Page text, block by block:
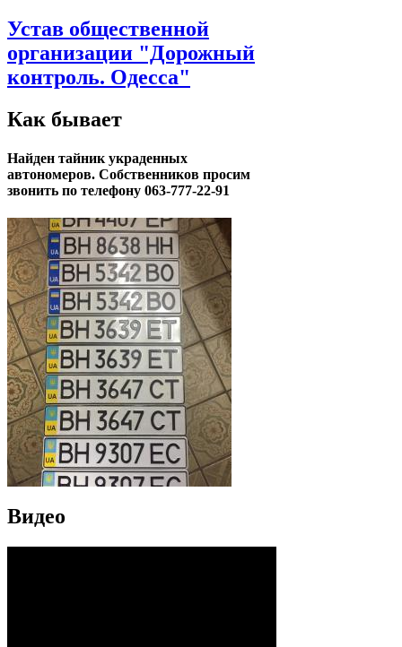
Устав общественной
организации "Дорожный
контроль. Одесса"
Как бывает
Найден тайник украденных
автономеров. Собственников просим
звонить по телефону 063-777-22-91
Видео